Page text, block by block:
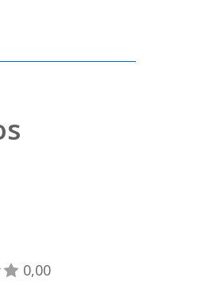
0,00